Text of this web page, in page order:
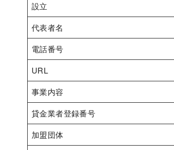
設立
代表者名
電話番号
URL
事業内容
貸金業者登録番号
加盟団体